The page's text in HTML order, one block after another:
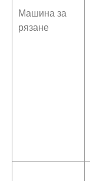
Машина за
рязане